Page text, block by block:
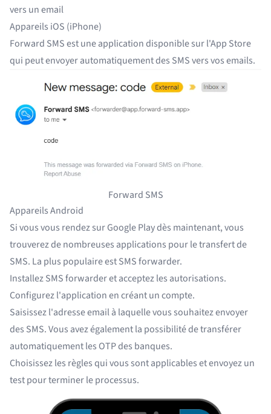
vers un email
Appareils iOS (iPhone)
Forward SMSest une application disponible sur l'App Store
qui peut envoyer automatiquement des SMS vers vos emails.
Forward SMS
Appareils Android
Si vous vous rendez sur Google Play dès maintenant, vous
trouverez de nombreuses applications pour le transfert de
SMS. La plus populaire estSMS forwarder.
Installez SMS forwarder et acceptez les autorisations.
Configurez l'application en créant un compte.
Saisissez l'adresse email à laquelle vous souhaitez envoyer
des SMS. Vous avez également la possibilité de transférer
automatiquement les OTP des banques.
Choisissez les règles qui vous sont applicables et envoyez un
test pour terminer le processus.